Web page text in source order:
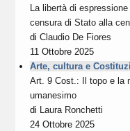
La libertà di
censura di Stato alla
diClaudio De Fiores
11 Ottobre 2025
Arte, cultura e
Art. 9 Cost.: Il topo e la
umanesimo
di Laura Ronchetti
24 Ottobre 2025